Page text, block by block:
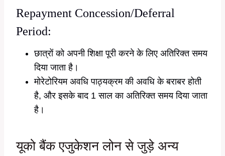
Repayment Concession/Deferral
Period:
छात्रों को अपनी शिक्षा पूरी करने के लिए अतिरिक्त समय
दिया जाता है।
मोरेटोरियम अवधि पाठ्यक्रम की अवधि के बराबर होती
है, और इसके बाद 1 साल का अतिरिक्त समय दिया जाता
है।
यूको बैंक एजुकेशन लोन से जुड़े अन्य